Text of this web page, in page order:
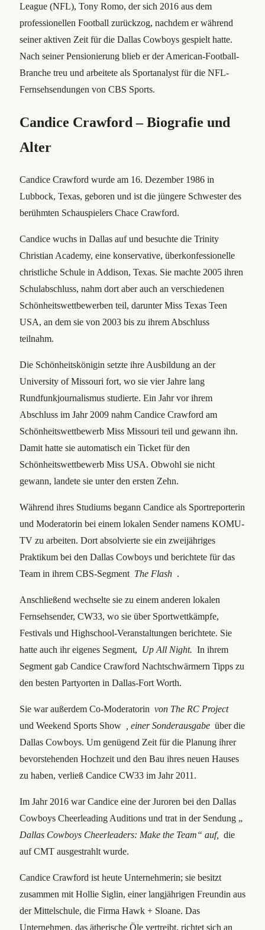
League (NFL), Tony Romo, der sich 2016 aus dem
professionellen Football zurückzog, nachdem er während
seiner aktiven Zeit für die Dallas Cowboys gespielt hatte.
Nach seiner Pensionierung blieb er der American-Football-
Branche treu und arbeitete als Sportanalyst für die NFL-
Fernsehsendungen von CBS Sports.
Candice Crawford – Biografie und
Alter
Candice Crawford wurde am 16. Dezember 1986 in
Lubbock, Texas, geboren und ist die jüngere Schwester des
berühmten Schauspielers Chace Crawford.
Candice wuchs in Dallas auf und besuchte die Trinity
Christian Academy, eine konservative, überkonfessionelle
christliche Schule in Addison, Texas. Sie machte 2005 ihren
Schulabschluss, nahm dort aber auch an verschiedenen
Schönheitswettbewerben teil, darunter Miss Texas Teen
USA, an dem sie von 2003 bis zu ihrem Abschluss
teilnahm.
Die Schönheitskönigin setzte ihre Ausbildung an der
University of Missouri fort, wo sie vier Jahre lang
Rundfunkjournalismus studierte. Ein Jahr vor ihrem
Abschluss im Jahr 2009 nahm Candice Crawford am
Schönheitswettbewerb Miss Missouri teil und gewann ihn.
Damit hatte sie automatisch ein Ticket für den
Schönheitswettbewerb Miss USA. Obwohl sie nicht
gewann, landete sie unter den ersten Zehn.
Während ihres Studiums begann Candice als Sportreporterin
und Moderatorin bei einem lokalen Sender namens KOMU-
TV zu arbeiten. Dort absolvierte sie ein zweijähriges
Praktikum bei den Dallas Cowboys und berichtete für das
Team in ihrem CBS-Segment The Flash .
Anschließend wechselte sie zu einem anderen lokalen
Fernsehsender, CW33, wo sie über Sportwettkämpfe,
Festivals und Highschool-Veranstaltungen berichtete. Sie
hatte auch ihr eigenes Segment, Up All Night. In ihrem
Segment gab Candice Crawford Nachtschwärmern Tipps zu
den besten Partyorten in Dallas-Fort Worth.
Sie war außerdem Co-Moderatorin von The RC Project
und Weekend Sports Show
, einer Sonderausgabe über die
Dallas Cowboys. Um genügend Zeit für die Planung ihrer
bevorstehenden Hochzeit und den Bau ihres neuen Hauses
zu haben, verließ Candice CW33 im Jahr 2011.
Im Jahr 2016 war Candice eine der Juroren bei den Dallas
Cowboys Cheerleading Auditions und trat in der Sendung „
Dallas Cowboys Cheerleaders: Make the Team“ auf, die
auf CMT ausgestrahlt wurde.
Candice Crawford ist heute Unternehmerin; sie besitzt
zusammen mit Hollie Siglin, einer langjährigen Freundin aus
der Mittelschule, die Firma Hawk + Sloane. Das
Unternehmen, das ätherische Öle vertreibt, richtet sich an